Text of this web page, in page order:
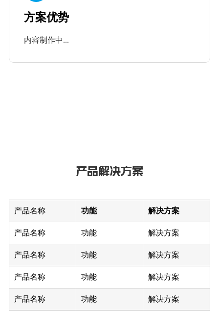
方案优势
内容制作中...
产品解决方案
产品名称 功能 解决方案
产品名称 功能 解决方案
产品名称 功能 解决方案
产品名称 功能 解决方案
产品名称 功能 解决方案